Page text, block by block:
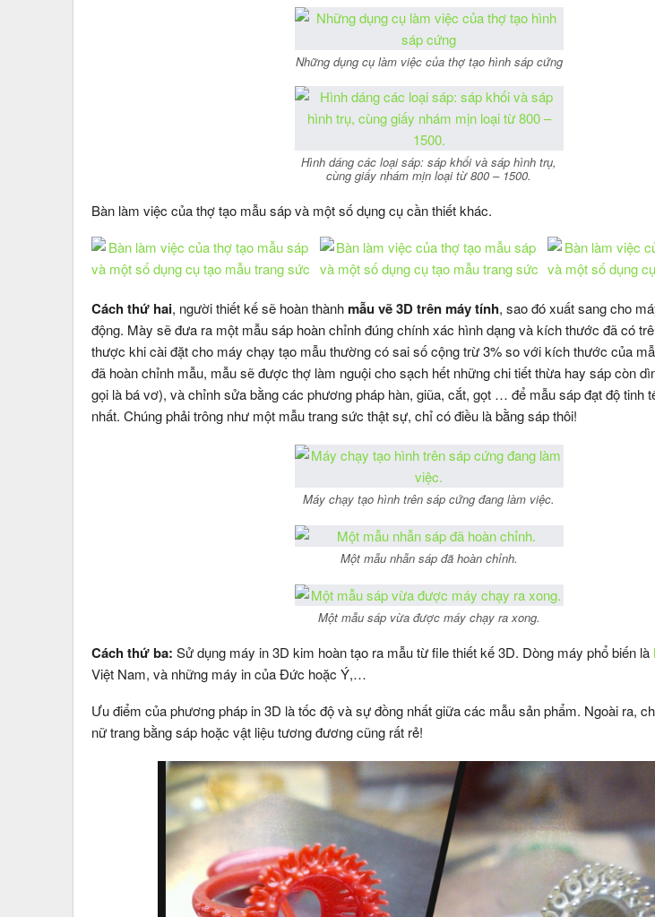
Những dụng cụ làm việc của thợ tạo hình sáp cứng
Hình dáng các loại sáp: sáp khối và sáp hình trụ,
cùng giấy nhám mịn loại từ 800 – 1500.
Bàn làm việc của thợ tạo mẫu sáp và một số dụng cụ cần thiết khác.
Cách thứ hai, người thiết kế sẽ hoàn thànhmẫu vẽ 3D trên máy tính, sao đó xuất sang cho
động. Mày sẽ đưa ra một mẫu sáp hoàn chỉnh đúng chính xác hình dạng và kích thước đã có
thược khi cài đặt cho máy chạy tạo mẫu thường có sai số cộng trừ 3% so với kích thước của
đã hoàn chỉnh mẫu, mẫu sẽ được thợ làm nguội cho sạch hết những chi tiết thừa hay sáp còn
gọi là bá vơ), và chỉnh sửa bằng các phương pháp hàn, giũa, cắt, gọt … để mẫu sáp đạt độ tinh
nhất. Chúng phải trông như một mẫu trang sức thật sự, chỉ có điều là bằng sáp thôi!
Máy chạy tạo hình trên sáp cứng đang làm việc.
Một mẫu nhẫn sáp đã hoàn chỉnh.
Một mẫu sáp vừa được máy chạy ra xong.
Cách thứ ba: Sử dụng máy in 3D kim hoàn tạo ra mẫu từ file thiết kế 3D. Dòng máy phổ biến là
Việt Nam, và những máy in của Đức hoặc Ý,…
Ưu điểm của phương pháp in 3D là tốc độ và sự đồng nhất giữa các mẫu sản phẩm. Ngoài ra,
nữ trang bằng sáp hoặc vật liệu tương đương cũng rất rẻ!